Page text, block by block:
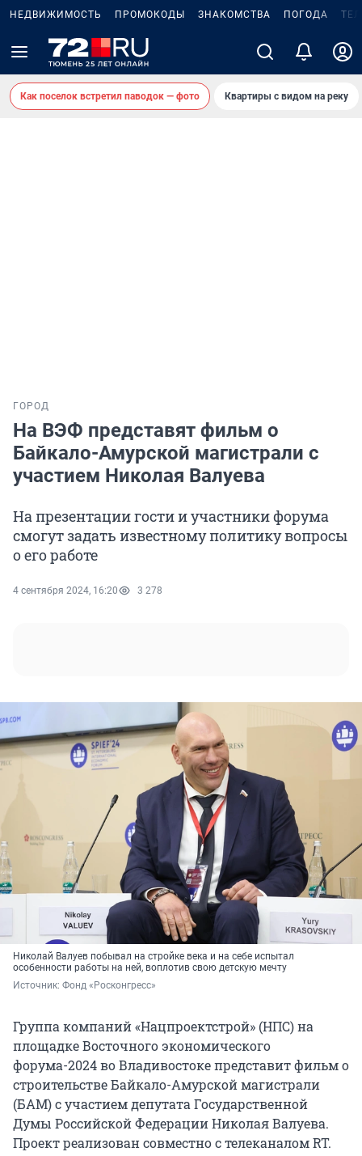
НЕДВИЖИМОСТЬ ПРОМОКОДЫ ЗНАКОМСТВА ПОГОДА
Как поселок встретил паводок — фото Квартиры с видом на реку
ГОРОД
На ВЭФ представят фильм о
Байкало-Амурской магистрали с
участием Николая Валуева
На презентации гости и участники форума
смогут задать известному политику вопросы
о его работе
4 сентября 2024, 16:20 3 278
Николай Валуев побывал на стройке века и на себе испытал
особенности работы на ней, воплотив свою детскую мечту
Источник: Фонд «Росконгресс»
Группа компаний «Нацпроектстрой» (НПС) на
площадке Восточного экономического
форума-2024 во Владивостоке представит фильм о
строительстве Байкало-Амурской магистрали
(БАМ) с участием депутата Государственной
Думы Российской Федерации Николая Валуева.
Проект реализован совместно с телеканалом RT.